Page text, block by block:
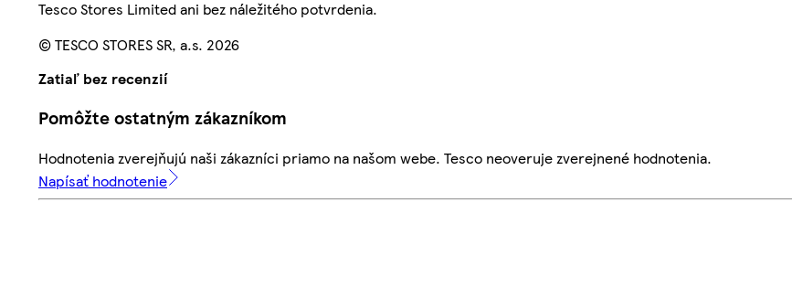
Tesco Stores Limited ani bez náležitého potvrdenia.
© TESCO STORES SR, a.s. 2026
Zatiaľ bez recenzií
Pomôžte ostatným zákazníkom
Hodnotenia zverejňujú naši zákazníci priamo na našom webe. Tesco neoveruje zverejnené hodnotenia.
Napísať hodnotenie